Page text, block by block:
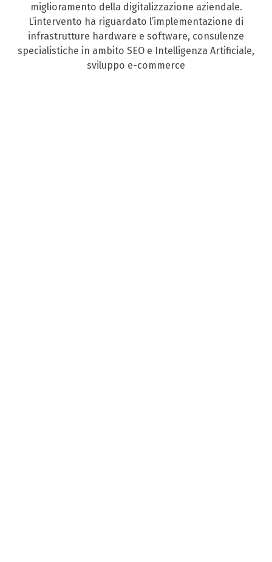
miglioramento della digitalizzazione aziendale.
L’intervento ha riguardato l’implementazione di
infrastrutture hardware e software, consulenze
specialistiche in ambito SEO e Intelligenza Artificiale,
sviluppo e-commerce